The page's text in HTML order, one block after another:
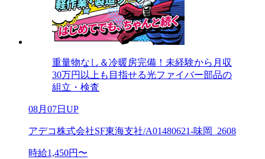
重量物なし＆冷暖房完備！未経験から月収
30万円以上も目指せる光ファイバー部品の
組立・検査
08月07日UP
アデコ株式会社SF東海支社/A01480621-味岡_2608
時給1,450円〜